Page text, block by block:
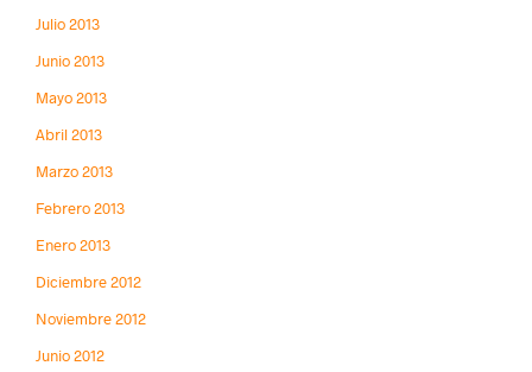
Julio 2013
Junio 2013
Mayo 2013
Abril 2013
Marzo 2013
Febrero 2013
Enero 2013
Diciembre 2012
Noviembre 2012
Junio 2012